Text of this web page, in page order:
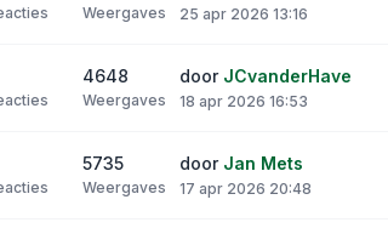
Weergaves 25 apr 2026 13:16
4648
Weergaves
door JCvanderHave
18 apr 2026 16:53
5735
Weergaves
door Jan Mets
17 apr 2026 20:48